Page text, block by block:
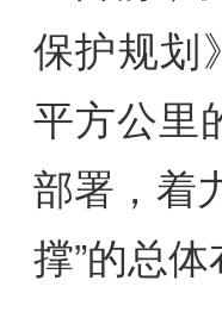
保护规划
平方公里
部署，着
撑”的总